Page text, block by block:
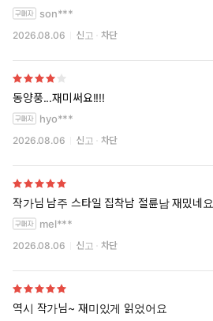
son***
2026.08.06 신고 차단
동양풍...재미써요!!!!
hyo***
2026.08.06 신고 차단
작가님 남주 스타일 집착남 절륜남 재밌네요
mel***
2026.08.06 신고 차단
역시 작가님~ 재미있게 읽었어요